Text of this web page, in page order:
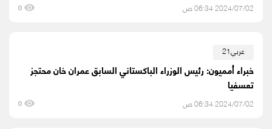
2024/07/02 06:34 ص 0
عربي21
خبراء أمميون: رئيس الوزراء الباكستاني السابق عمران خان محتجز
تعسفيا
2024/07/02 06:34 ص 0